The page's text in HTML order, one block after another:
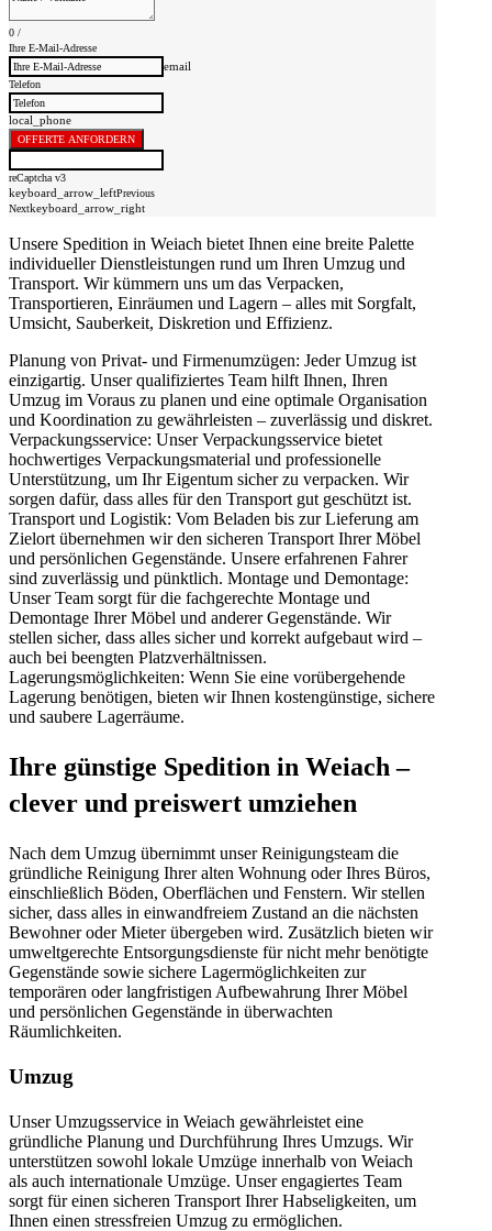
0 /
Ihre E-Mail-Adresse
email
Telefon
local_phone
OFFERTE ANFORDERN
reCaptcha v3
keyboard_arrow_leftPrevious
Nextkeyboard_arrow_right
Unsere Spedition in Weiach bietet Ihnen eine breite Palette
individueller Dienstleistungen rund um Ihren Umzug und
Transport. Wir kümmern uns um das Verpacken,
Transportieren, Einräumen und Lagern – alles mit Sorgfalt,
Umsicht, Sauberkeit, Diskretion und Effizienz.
Planung von Privat- und Firmenumzügen: Jeder Umzug ist
einzigartig. Unser qualifiziertes Team hilft Ihnen, Ihren
Umzug im Voraus zu planen und eine optimale Organisation
und Koordination zu gewährleisten – zuverlässig und diskret.
Verpackungsservice: Unser Verpackungsservice bietet
hochwertiges Verpackungsmaterial und professionelle
Unterstützung, um Ihr Eigentum sicher zu verpacken. Wir
sorgen dafür, dass alles für den Transport gut geschützt ist.
Transport und Logistik: Vom Beladen bis zur Lieferung am
Zielort übernehmen wir den sicheren Transport Ihrer Möbel
und persönlichen Gegenstände. Unsere erfahrenen Fahrer
sind zuverlässig und pünktlich. Montage und Demontage:
Unser Team sorgt für die fachgerechte Montage und
Demontage Ihrer Möbel und anderer Gegenstände. Wir
stellen sicher, dass alles sicher und korrekt aufgebaut wird –
auch bei beengten Platzverhältnissen.
Lagerungsmöglichkeiten: Wenn Sie eine vorübergehende
Lagerung benötigen, bieten wir Ihnen kostengünstige, sichere
und saubere Lagerräume.
Ihre günstige Spedition in Weiach –
clever und preiswert umziehen
Nach dem Umzug übernimmt unser Reinigungsteam die
gründliche Reinigung Ihrer alten Wohnung oder Ihres Büros,
einschließlich Böden, Oberflächen und Fenstern. Wir stellen
sicher, dass alles in einwandfreiem Zustand an die nächsten
Bewohner oder Mieter übergeben wird. Zusätzlich bieten wir
umweltgerechte Entsorgungsdienste für nicht mehr benötigte
Gegenstände sowie sichere Lagermöglichkeiten zur
temporären oder langfristigen Aufbewahrung Ihrer Möbel
und persönlichen Gegenstände in überwachten
Räumlichkeiten.
Umzug
Unser Umzugsservice in Weiach gewährleistet eine
gründliche Planung und Durchführung Ihres Umzugs. Wir
unterstützen sowohl lokale Umzüge innerhalb von Weiach
als auch internationale Umzüge. Unser engagiertes Team
sorgt für einen sicheren Transport Ihrer Habseligkeiten, um
Ihnen einen stressfreien Umzug zu ermöglichen.